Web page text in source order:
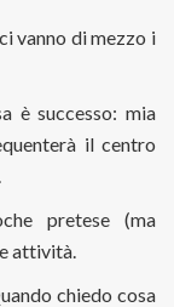
vanno di mezzo i
è successo: mia
il centro
pretese (ma
attività.
chiedo cosa